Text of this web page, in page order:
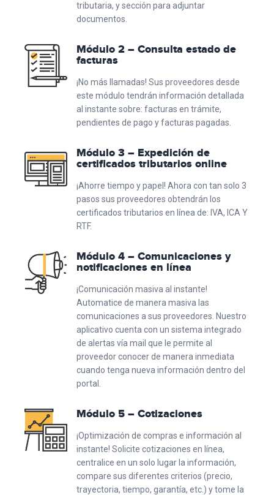
tributaria, y sección para adjuntar
documentos.
Módulo 2 – Consulta estado de
facturas
¡No más llamadas! Sus proveedores desde
este módulo tendrán información detallada
al instante sobre: facturas en trámite,
pendientes de pago y facturas pagadas.
Módulo 3 – Expedición de
certificados tributarios online
¡Ahorre tiempo y papel! Ahora con tan solo 3
pasos sus proveedores obtendrán los
certificados tributarios en línea de: IVA, ICA Y
RTF.
Módulo 4 – Comunicaciones y
notificaciones en línea
¡Comunicación masiva al instante!
Automatice de manera masiva las
comunicaciones a sus proveedores. Nuestro
aplicativo cuenta con un sistema integrado
de alertas vía mail que le permite al
proveedor conocer de manera inmediata
cuando tenga nueva información dentro del
portal.
Módulo 5 – Cotizaciones
¡Optimización de compras e información al
instante! Solicite cotizaciones en línea,
centralice en un solo lugar la información,
compare sus diferentes criterios (precio,
trayectoria, tiempo, garantía, etc.) y tome la